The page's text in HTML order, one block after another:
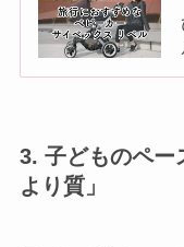
3. 子どものペー
より質」